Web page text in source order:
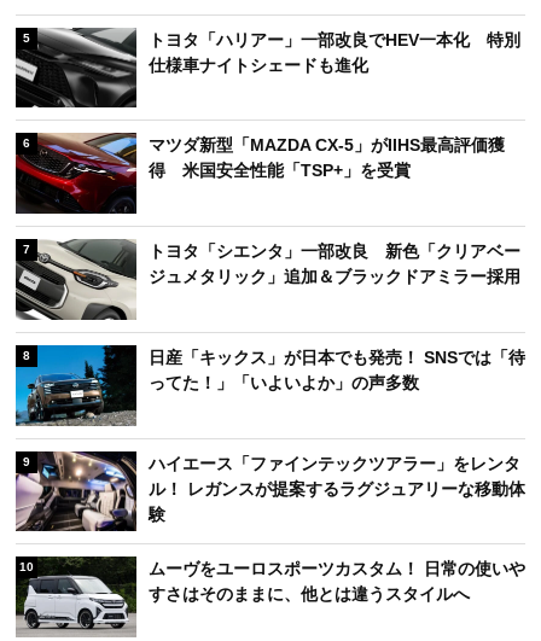
5
トヨタ「ハリアー」一部改良でHEV一本化 特別
仕様車ナイトシェードも進化
6
マツダ新型「MAZDA CX-5」がIIHS最高評価獲
得 米国安全性能「TSP+」を受賞
7
トヨタ「シエンタ」一部改良 新色「クリアベー
ジュメタリック」追加＆ブラックドアミラー採用
8
日産「キックス」が日本でも発売！ SNSでは「待
ってた！」「いよいよか」の声多数
9
ハイエース「ファインテックツアラー」をレンタ
ル！ レガンスが提案するラグジュアリーな移動体
験
10
ムーヴをユーロスポーツカスタム！ 日常の使いや
すさはそのままに、他とは違うスタイルへ